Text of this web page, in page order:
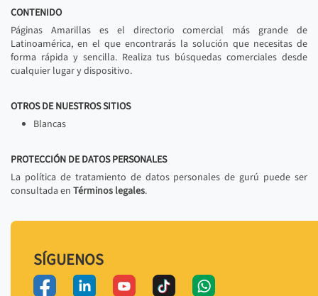
CONTENIDO
Páginas Amarillas es el directorio comercial más grande de
Latinoamérica, en el que encontrarás la solución que necesitas de
forma rápida y sencilla. Realiza tus búsquedas comerciales desde
cualquier lugar y dispositivo.
OTROS DE NUESTROS SITIOS
Blancas
PROTECCIÓN DE DATOS PERSONALES
La política de tratamiento de datos personales de gurú puede ser
consultada en Términos legales.
SÍGUENOS